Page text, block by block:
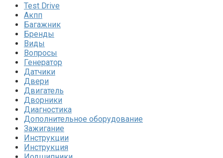
Test Drive
Акпп
Багажник
Бренды
Виды
Вопросы
Генератор
Датчики
Двери
Двигатель
Дворники
Диагностика
Дополнительное оборудование
Зажигание
Инструкции
Инструкция